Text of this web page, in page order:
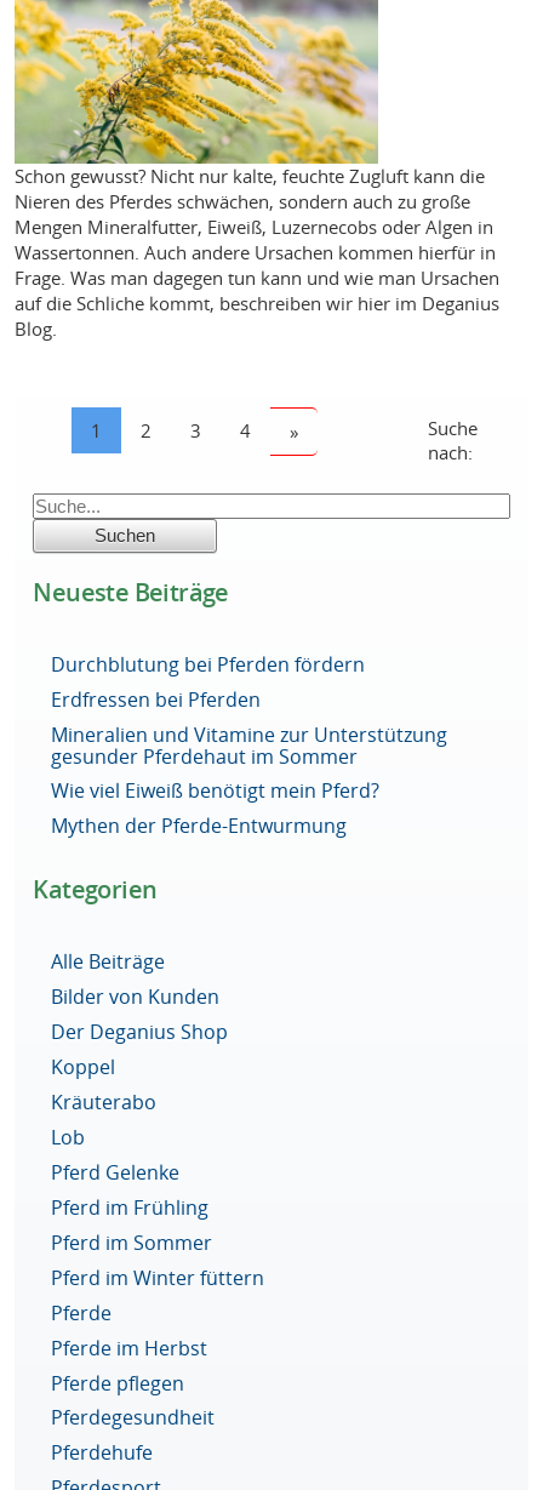
Schon gewusst? Nicht nur kalte, feuchte Zugluft kann die
Nieren des Pferdes schwächen, sondern auch zu große
Mengen Mineralfutter, Eiweiß, Luzernecobs oder Algen in
Wassertonnen. Auch andere Ursachen kommen hierfür in
Frage. Was man dagegen tun kann und wie man Ursachen
auf die Schliche kommt, beschreiben wir hier im Deganius
Blog.
1 2 3 4 »
Suche
nach:
Neueste Beiträge
Durchblutung bei Pferden fördern
Erdfressen bei Pferden
Mineralien und Vitamine zur Unterstützung
gesunder Pferdehaut im Sommer
Wie viel Eiweiß benötigt mein Pferd?
Mythen der Pferde-Entwurmung
Kategorien
Alle Beiträge
Bilder von Kunden
Der Deganius Shop
Koppel
Kräuterabo
Lob
Pferd Gelenke
Pferd im Frühling
Pferd im Sommer
Pferd im Winter füttern
Pferde
Pferde im Herbst
Pferde pflegen
Pferdegesundheit
Pferdehufe